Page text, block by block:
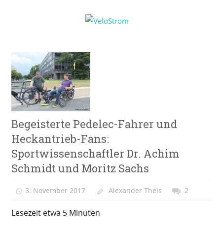
Online-
Magazin
E-
Bike
News
Begeisterte Pedelec-Fahrer und
Heckantrieb-Fans:
Sportwissenschaftler Dr. Achim
Schmidt und Moritz Sachs
3. November 2017 Alexander Theis 2
Lesezeit etwa 5 Minuten